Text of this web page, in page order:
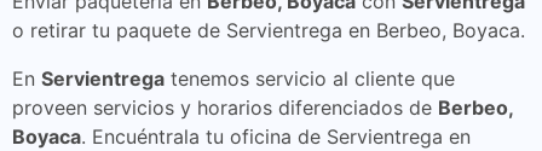
o retirar tu paquete de Servientrega en Berbeo, Boyaca.
En Servientrega tenemos servicio al cliente que
proveen servicios y horarios diferenciados de Berbeo,
Boyaca. Encuéntrala tu oficina de Servientrega en